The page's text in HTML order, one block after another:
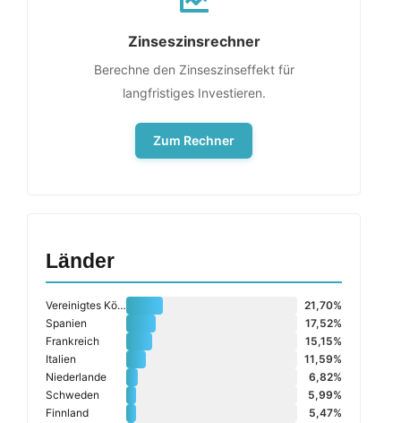
Zinseszinsrechner
Berechne den Zinseszinseffekt für
langfristiges Investieren.
Zum Rechner
Länder
Vereinigtes Königreich
21,70%
Spanien
17,52%
Frankreich
15,15%
Italien
11,59%
Niederlande
6,82%
Schweden
5,99%
Finnland
5,47%